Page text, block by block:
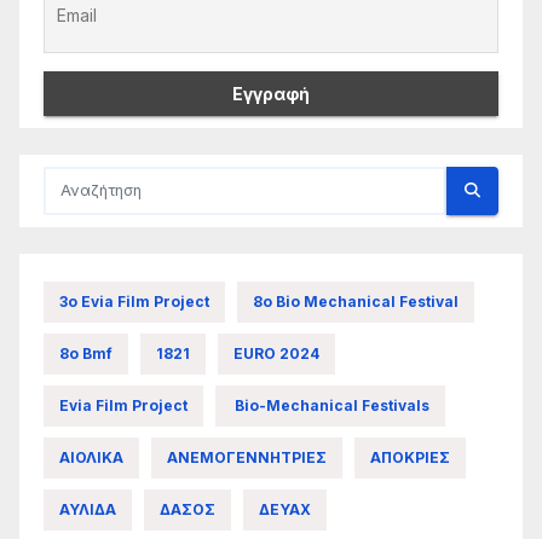
3ο Evia Film Project 8ο Bio Mechanical Festival
8ο Bmf 1821 EURO 2024
Evia Film Project Bio-Mechanical Festivals
ΑΙΟΛΙΚΑ ΑΝΕΜΟΓΕΝΝΗΤΡΙΕΣ ΑΠΟΚΡΙΕΣ
ΑΥΛΙΔΑ ΔΑΣΟΣ ΔΕΥΑΧ